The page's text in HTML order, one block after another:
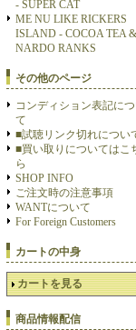
- SUPER CAT
ME NU LIKE RICKERS
ISLAND - COCOA TEA &
NARDO RANKS
その他のページ
コンディション表記に
て
■試聴リンク切れについ
■買い取りについてはこ
ら
SHOP INFO
ご注文時の注意事項
WANTについて
For Foreign Customers
カートの中身
カートを見る
商品情報配信